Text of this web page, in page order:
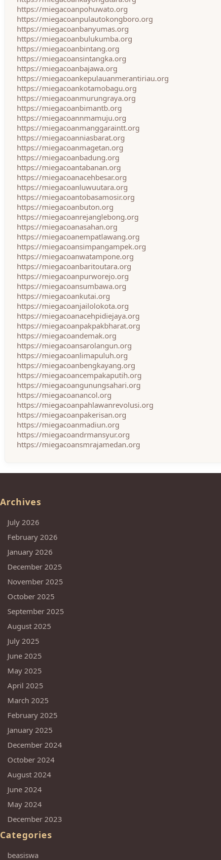
https://miegacoanpohuwato.org
https://miegacoanpulautokongboro.org
https://miegacoanbanyumas.org
https://miegacoanbulukumba.org
https://miegacoanbintang.org
https://miegacoansintangka.org
https://miegacoanbajawa.org
https://miegacoankepulauanmerantiriau.org
https://miegacoankotamobagu.org
https://miegacoanmurungraya.org
https://miegacoanbimantb.org
https://miegacoannmamuju.org
https://miegacoanmanggaraintt.org
https://miegacoanniasbarat.org
https://miegacoanmagetan.org
https://miegacoanbadung.org
https://miegacoantabanan.org
https://miegacoanacehbesar.org
https://miegacoanluwuutara.org
https://miegacoantobasamosir.org
https://miegacoanbuton.org
https://miegacoanrejanglebong.org
https://miegacoanasahan.org
https://miegacoanempatlawang.org
https://miegacoansimpangampek.org
https://miegacoanwatampone.org
https://miegacoanbaritoutara.org
https://miegacoanpurworejo.org
https://miegacoansumbawa.org
https://miegacoankutai.org
https://miegacoanjailolokota.org
https://miegacoanacehpidiejaya.org
https://miegacoanpakpakbharat.org
https://miegacoandemak.org
https://miegacoansarolangun.org
https://miegacoanlimapuluh.org
https://miegacoanbengkayang.org
https://miegacoancempakaputih.org
https://miegacoangunungsahari.org
https://miegacoanancol.org
https://miegacoanpahlawanrevolusi.org
https://miegacoanpakerisan.org
https://miegacoanmadiun.org
https://miegacoandrmansyur.org
https://miegacoansmrajamedan.org
Archives
July 2026
February 2026
January 2026
December 2025
November 2025
October 2025
September 2025
August 2025
July 2025
June 2025
May 2025
April 2025
March 2025
February 2025
January 2025
December 2024
October 2024
August 2024
June 2024
May 2024
December 2023
Categories
beasiswa